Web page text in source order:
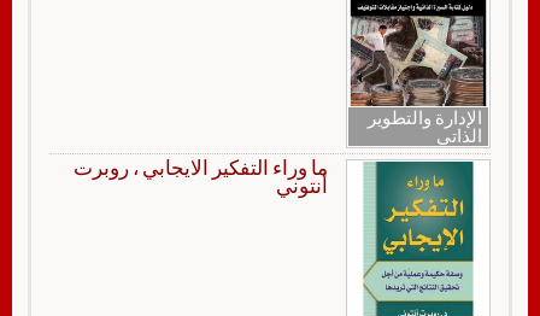
الإدارة والتطوير
الذاتي
ما وراء التفكير الايجابي ، روبرت
أنتوني